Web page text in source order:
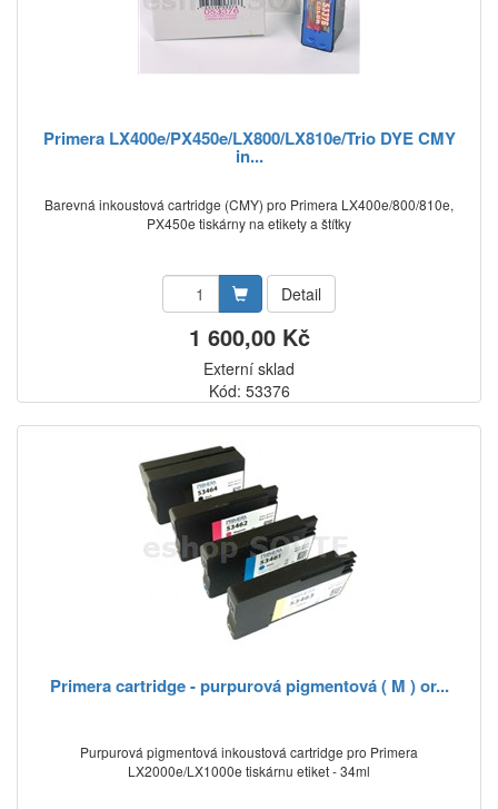
Primera LX400e/PX450e/LX800/LX810e/Trio DYE CMY
in...
Barevná inkoustová cartridge (CMY) pro Primera LX400e/800/810e,
PX450e tiskárny na etikety a štítky
Detail
1 600,00 Kč
Externí sklad
Kód: 53376
Primera cartridge - purpurová pigmentová ( M ) or...
Purpurová pigmentová inkoustová cartridge pro Primera
LX2000e/LX1000e tiskárnu etiket - 34ml